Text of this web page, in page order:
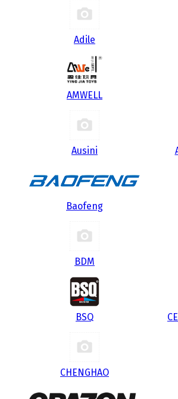
Adile
AMWELL
Ausini
Baofeng
BDM
BSQ
CHENGHAO